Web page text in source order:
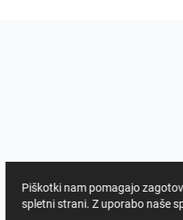
Piškotki nam pomagajo
spletni strani. Z uporabo naše